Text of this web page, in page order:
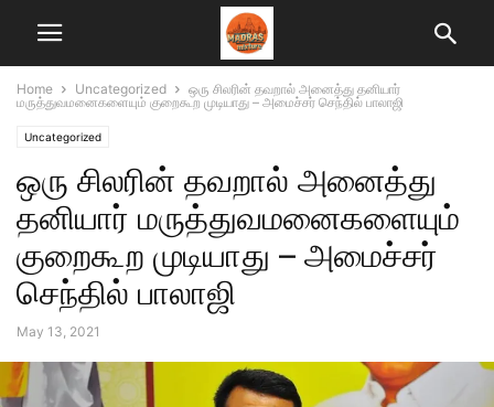
Home Uncategorized
ஒரு சிலரின் தவறால் அனைத்து தனியார்
மருத்துவமனைகளையும் குறைகூற முடியாது – அமைச்சர் செந்தில் பாலாஜி
Uncategorized
ஒரு சிலரின் தவறால் அனைத்து
தனியார் மருத்துவமனைகளையும்
குறைகூற முடியாது – அமைச்சர்
செந்தில் பாலாஜி
May 13, 2021